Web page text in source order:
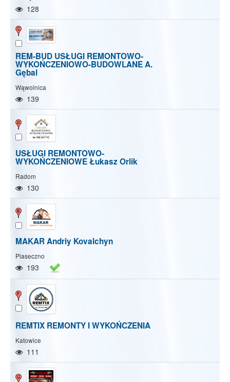
Pokaż/Ukryj mapę
128
REM-BUD USŁUGI REMONTOWO-
WYKOŃCZENIOWO-BUDOWLANE A.
Gębal
Wąwolnica
139
USŁUGI REMONTOWO-
WYKOŃCZENIOWE Łukasz Orlik
Radom
130
MAKAR Andriy Kovalchyn
Piaseczno
193
REMTIX REMONTY I WYKOŃCZENIA
Katowice
111